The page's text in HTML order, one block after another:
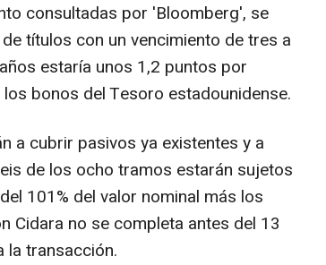
consultadas por 'Bloomberg', se
títulos con un vencimiento de tres a
estaría unos 1,2 puntos por
bonos del Tesoro estadounidense.
a cubrir pasivos ya existentes y a
de los ocho tramos estarán sujetos
101% del valor nominal más los
Cidara no se completa antes del 13
la transacción.